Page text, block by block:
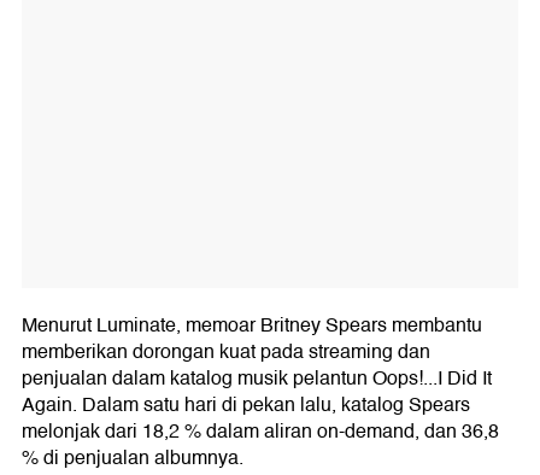
Menurut Luminate, memoar Britney Spears membantu
memberikan dorongan kuat pada streaming dan
penjualan dalam katalog musik pelantun Oops!...I Did It
Again. Dalam satu hari di pekan lalu, katalog Spears
melonjak dari 18,2 % dalam aliran on-demand, dan 36,8
% di penjualan albumnya.